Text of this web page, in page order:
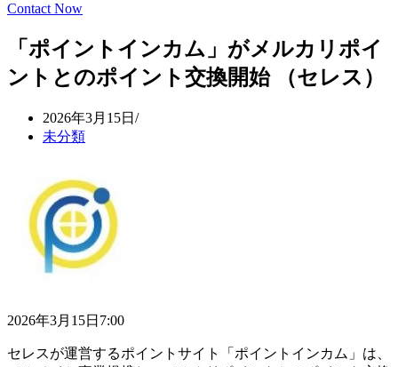
Contact Now
「ポイントインカム」がメルカリポイ
ントとのポイント交換開始 （セレス）
2026年3月15日
未分類
2026年3月15日7:00
セレスが運営するポイントサイト「ポイントインカム」は、